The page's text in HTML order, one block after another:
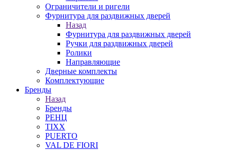
Ограничители и ригели
Фурнитура для раздвижных дверей
Назад
Фурнитура для раздвижных дверей
Ручки для раздвижных дверей
Ролики
Направляющие
Дверные комплекты
Комплектующие
Бренды
Назад
Бренды
РЕНЦ
TIXX
PUERTO
VAL DE FIORI